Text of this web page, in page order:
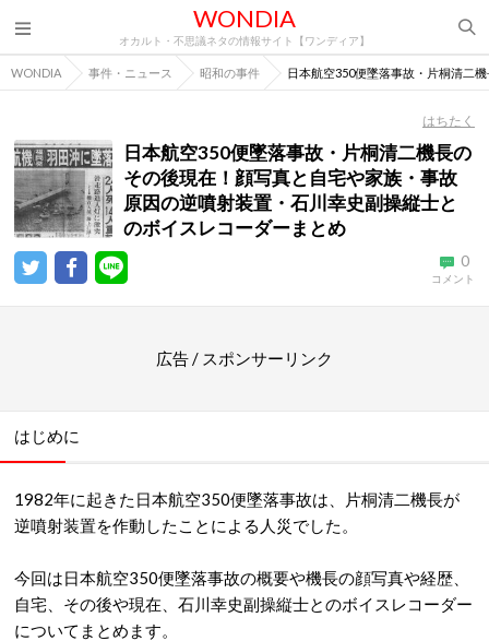
WONDIA
オカルト・不思議ネタの情報サイト【ワンディア】
WONDIA 事件・ニュース 昭和の事件 日本航空350便墜落事故・片桐清二
はちたく
日本航空350便墜落事故・片桐清二機長の
その後現在！顔写真と自宅や家族・事故
原因の逆噴射装置・石川幸史副操縦士と
のボイスレコーダーまとめ
0
コメント
広告 / スポンサーリンク
はじめに
1982年に起きた日本航空350便墜落事故は、片桐清二機長が
逆噴射装置を作動したことによる人災でした。
今回は日本航空350便墜落事故の概要や機長の顔写真や経歴、
自宅、その後や現在、石川幸史副操縦士とのボイスレコーダー
についてまとめます。